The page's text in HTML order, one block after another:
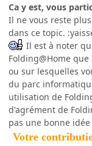
Ca y est, vous
Il ne vous reste
dans ce topic.
Il est à noter
Folding@Home
ou sur lesquelles
du parc
utilisation de
d'agrément de
pas une bonne
Votre